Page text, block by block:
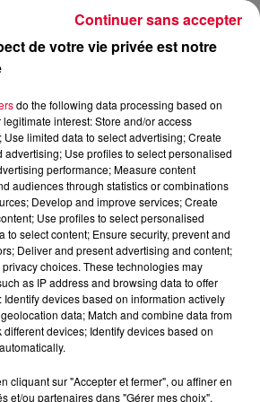
BRETAGNE : UN SECOND LIVRE
2022 à 8h41 par Antony HARARI
de votre vie privée est notre
do the following data processing based on
interest: Store and/or access
limited data to select advertising; Create
Use profiles to select personalised
performance; Measure content
audiences through statistics or combinations
Develop and improve services; Create
Use profiles to select personalised
to select content; Ensure security, prevent and
Deliver and present advertising and content;
choices. These technologies may
as IP address and browsing data to offer
devices based on information actively
data; Match and combine data from
devices; Identify devices based on
cliquant sur "Accepter et fermer", ou affiner en
et/ou partenaires dans "Gérer mes choix".
Continuer sans accepter